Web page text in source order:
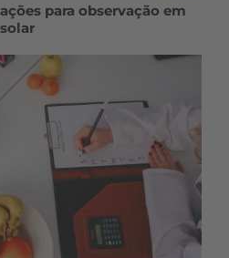
para observação em